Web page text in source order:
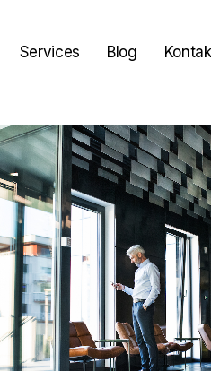
Services Blog